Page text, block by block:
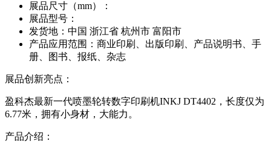
展品尺寸（mm）：
展品型号：
发货地： 中国 浙江省 杭州市 富阳市
产品应用范围： 商业印刷、出版印刷、产品说明书、手
册、图书、报纸、杂志
展品创新亮点：
盈科杰最新一代喷墨轮转数字印刷机INKJ DT4402，长度仅为
6.77米，拥有小身材，大能力。
产品介绍：